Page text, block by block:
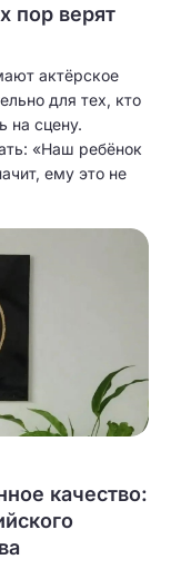
пор верят
актёрское
для тех, кто
на сцену.
«Наш ребёнок
ему это не
качество: